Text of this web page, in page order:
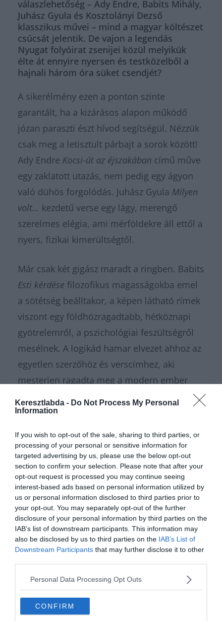
Keresztlabda - Do Not Process My Personal
Information
If you wish to opt-out of the sale, sharing to third parties, or
processing of your personal or sensitive information for
targeted advertising by us, please use the below opt-out
section to confirm your selection. Please note that after your
opt-out request is processed you may continue seeing
interest-based ads based on personal information utilized by
us or personal information disclosed to third parties prior to
your opt-out. You may separately opt-out of the further
disclosure of your personal information by third parties on the
IAB’s list of downstream participants. This information may
also be disclosed by us to third parties on the IAB’s List of
Downstream Participants that may further disclose it to other
Personal Data Processing Opt Outs
CONFIRM
válaszlehetőség – Ady Endre, Babits Mihály,
Juhász Gyula és Kosztolányi Dezső
klasszikus művei – mind a magyar költészet
csúcsát jelentik. De vajon a legendás
Nyugat folyóirat zsenijei közül melyikük
élte át ennyire nyersen és testközelből a
hajnali három óra süket csendjét?
A sikerélmény ezen a ponton szinte
garantált, ha a kizárásos alapon működő
józan paraszti észt hívod segítségül. Nézzük
csak meg a letisztult párbajt a sorok között!
Ady Endre Kocsi-út az éjszakában című műve
egy zaklatott utazás, nem pedig egy ágyon
való dühös forgolódás. Juhász Gyula Milyen
volt… kezdetű verse egy lágy, merengő
szerelmes elégia, ami mérföldekre áll ettől a
nyers, fizikai kimerültségtől.
Már csak két gigász maradt a ringben. Babits
Esti kérdése filozofikus magasságokba emel
a sötétség beálltakor, a képen látható rímek
viszont egy földhözragadtabb, hétköznapi
gyötrelemről, a pszichológiai feszültségről
mesélnek. A logikád hamar elvezet ahhoz az
egyetlen szerzőhöz és verscímhez, aki
mesterien ragadta meg a modern ember
kiválasztani a négy opció közül az egyetlen
Nagyon sokféle irodalomkvízünkvan,
amivel karbantarthatod az
agytekervényeidet, csak nézz körül nálunk
éstovábbi érdekes napi játékokat találhatsz.